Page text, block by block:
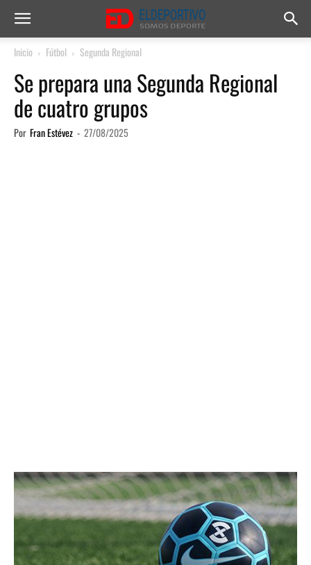
Inicio Fútbol Segunda Regional
Se prepara una Segunda Regional
de cuatro grupos
Por Fran Estévez - 27/08/2025